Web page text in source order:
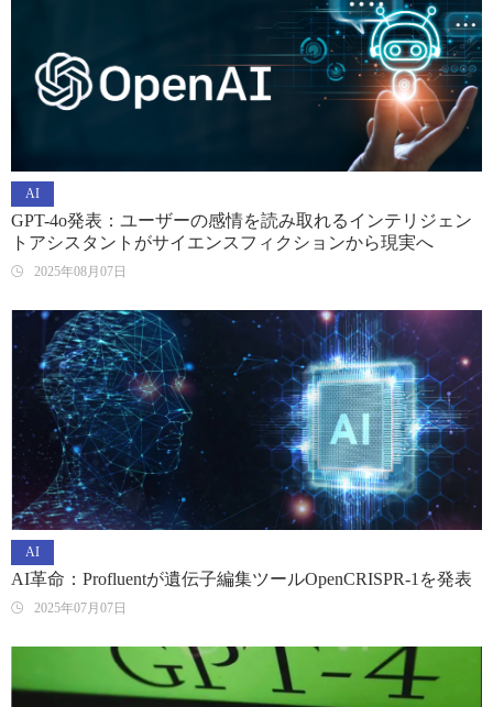
AI
GPT-4o発表：ユーザーの感情を読み取れるインテリジェン
トアシスタントがサイエンスフィクションから現実へ
2025年08月07日
AI
AI革命：Profluentが遺伝子編集ツールOpenCRISPR-1を発表
2025年07月07日